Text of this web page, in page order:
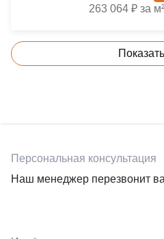
263 064 ₽ за м²
Персональная консультация
Наш менеджер перезвонит